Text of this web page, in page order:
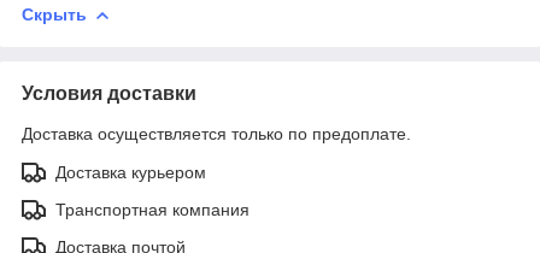
Скрыть
Условия доставки
Доставка осуществляется только по предоплате.
Доставка курьером
Транспортная компания
Доставка почтой